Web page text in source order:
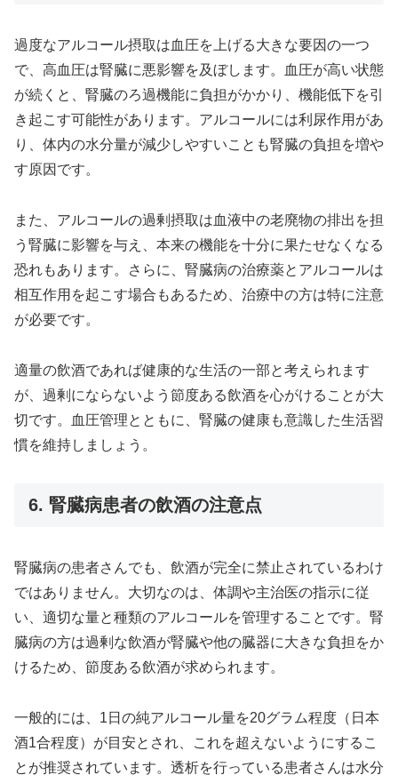
過度なアルコール摂取は血圧を上げる大きな要因の一つ
で、高血圧は腎臓に悪影響を及ぼします。血圧が高い状態
が続くと、腎臓のろ過機能に負担がかかり、機能低下を引
き起こす可能性があります。アルコールには利尿作用があ
り、体内の水分量が減少しやすいことも腎臓の負担を増や
す原因です。
また、アルコールの過剰摂取は血液中の老廃物の排出を担
う腎臓に影響を与え、本来の機能を十分に果たせなくなる
恐れもあります。さらに、腎臓病の治療薬とアルコールは
相互作用を起こす場合もあるため、治療中の方は特に注意
が必要です。
適量の飲酒であれば健康的な生活の一部と考えられます
が、過剰にならないよう節度ある飲酒を心がけることが大
切です。血圧管理とともに、腎臓の健康も意識した生活習
慣を維持しましょう。
6. 腎臓病患者の飲酒の注意点
腎臓病の患者さんでも、飲酒が完全に禁止されているわけ
ではありません。大切なのは、体調や主治医の指示に従
い、適切な量と種類のアルコールを管理することです。腎
臓病の方は過剰な飲酒が腎臓や他の臓器に大きな負担をか
けるため、節度ある飲酒が求められます。
一般的には、1日の純アルコール量を20グラム程度（日本
酒1合程度）が目安とされ、これを超えないようにするこ
とが推奨されています。透析を行っている患者さんは水分